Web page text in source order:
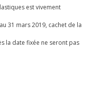
est vivement
31 mars 2019, cachet de la
la date fixée ne seront pas